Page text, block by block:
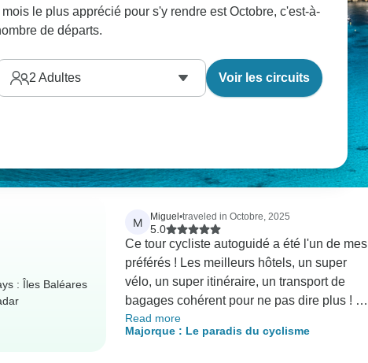
le plus apprécié pour s'y rendre est Octobre, c'est-à-
de départs.
2 Adultes Voir les circuits
: Îles Baléares
M Miguel •traveled in Octobre, 2025
5.0
Ce tour cycliste autoguidé a été l'un de mes
préférés ! Les meilleurs hôtels, un super
vélo, un super itinéraire, un transport de
bagages cohérent pour ne pas dire plus ! Je
me souviendrai de ce tour pour toujours et si
vous cherchez un tour de Majorque à vélo,
Read more
Majorque : Le paradis du cyclisme